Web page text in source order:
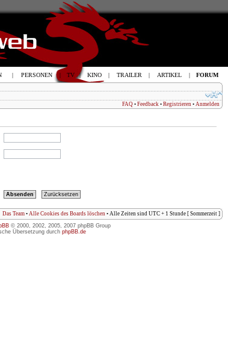
FAQ • Feedback • Registrieren • Anmelden
Das Team • Alle Cookies des Boards löschen • Alle Zeiten sind UTC + 1 Stunde [ Sommerzeit ]
© 2000, 2002, 2005, 2007 phpBB Group
Übersetzung durch phpBB.de
| PERSONEN | TV | KINO | TRAILER | ARTIKEL | FORUM